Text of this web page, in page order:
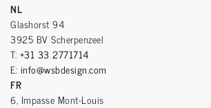
NL
Glashorst 94
3925 BV Scherpenzeel
T: +31 33 2771714
E: info@wsbdesign.com
FR
6, Impasse Mont-Louis